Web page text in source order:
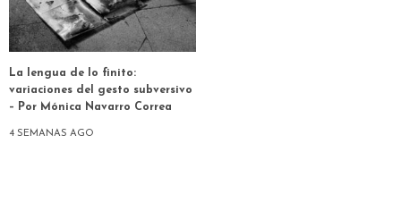
La lengua de lo finito:
variaciones del gesto subversivo
– Por Mónica Navarro Correa
4 SEMANAS AGO